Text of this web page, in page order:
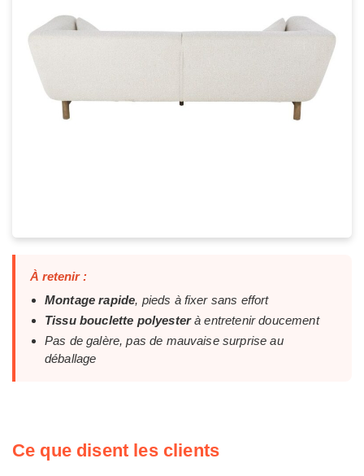
À retenir :
Montage rapide, pieds à fixer sans effort
Tissu bouclette polyesterà entretenir doucement
Pas de galère, pas de mauvaise surprise au
déballage
Ce que disent les clients